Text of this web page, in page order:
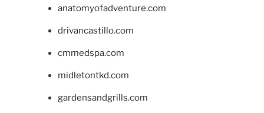
anatomyofadventure.com
drivancastillo.com
cmmedspa.com
midletontkd.com
gardensandgrills.com